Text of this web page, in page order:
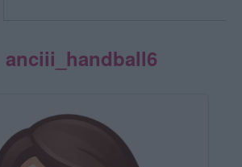
anciii_handball6